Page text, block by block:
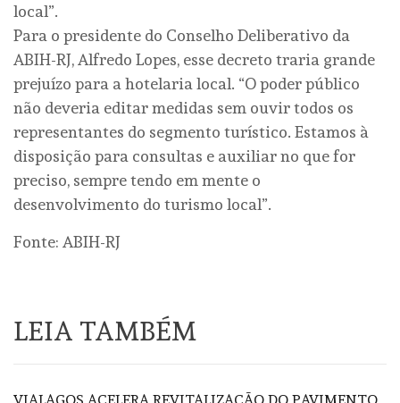
local”.
Para o presidente do Conselho Deliberativo da
ABIH-RJ, Alfredo Lopes, esse decreto traria grande
prejuízo para a hotelaria local. “O poder público
não deveria editar medidas sem ouvir todos os
representantes do segmento turístico. Estamos à
disposição para consultas e auxiliar no que for
preciso, sempre tendo em mente o
desenvolvimento do turismo local”.
Fonte: ABIH-RJ
LEIA TAMBÉM